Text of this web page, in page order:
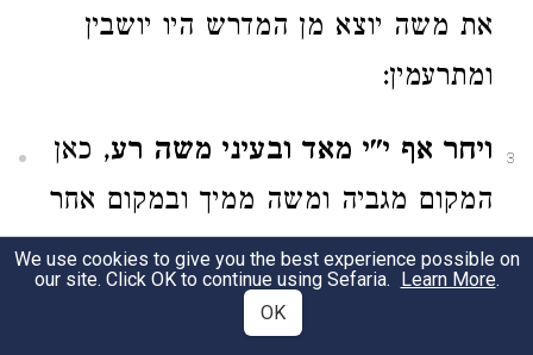
את משה יוצא מן המדרש היו יושבין
ומתרעמין:
3 ויחר אף י"י מאד ובעיני משה רע, כאן
המקום מגביה ומשה ממיך ובמקום אחר
משה מגביה והמקום ממיך:
Chapter 11:11
We use cookies to give you the best experience possible on
our site. Click OK to continue using Sefaria. Learn More.
OK